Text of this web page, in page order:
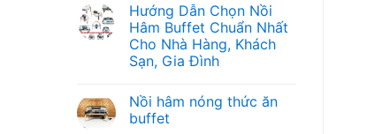
66003:
Nâng
Tầm
Trải
Nghiệm
Ẩm
Nghệ
Thuật
Trang
bình
luận
ở
Hướng
Dẫn
Chọn
Nước
Trái
Cây
Hướng Dẫn Chọn Nồi
Hâm Buffet Chuẩn Nhất
Cho Nhà Hàng, Khách
Sạn, Gia Đình
bình
luận
ở
Nồi hâm nóng thức ăn
buffet